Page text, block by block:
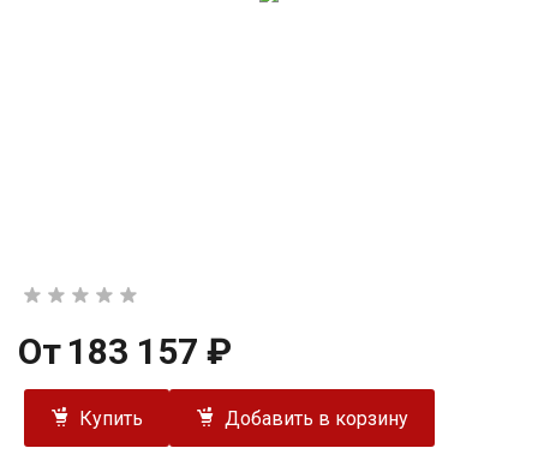
От 183 157 ₽
Купить Добавить в корзину